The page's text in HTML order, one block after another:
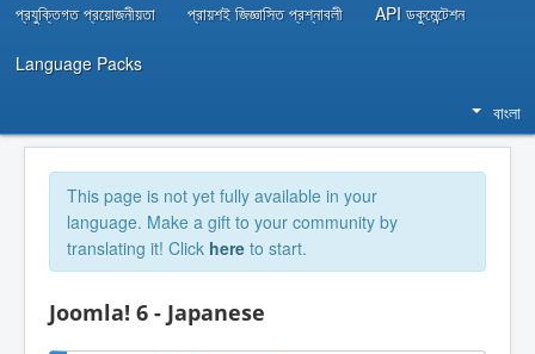
প্রযুক্তিগত প্রয়োজনীয়তা প্রায়শই জিজ্ঞাসিত প্রশ্নাবলী API ডকুমেন্টেশন
Language Packs
বাংলা
This page is not yet fully available in your
language. Make a gift to your community by
translating it! Click here to start.
Joomla! 6 - Japanese